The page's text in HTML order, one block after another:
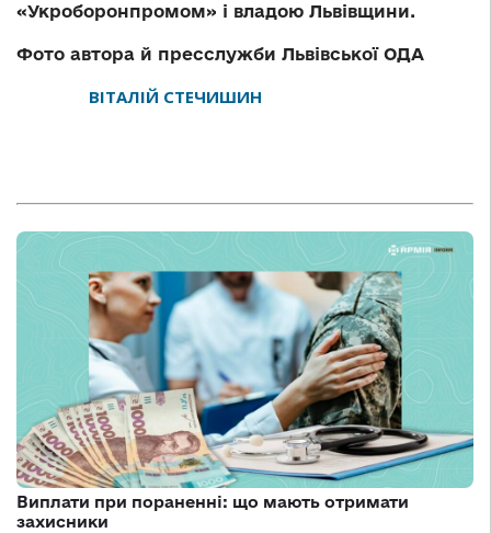
«Укроборонпромом» і владою Львівщини.
Фото автора й пресслужби Львівської ОДА
ВІТАЛІЙ СТЕЧИШИН
Виплати при пораненні: що мають отримати
захисники